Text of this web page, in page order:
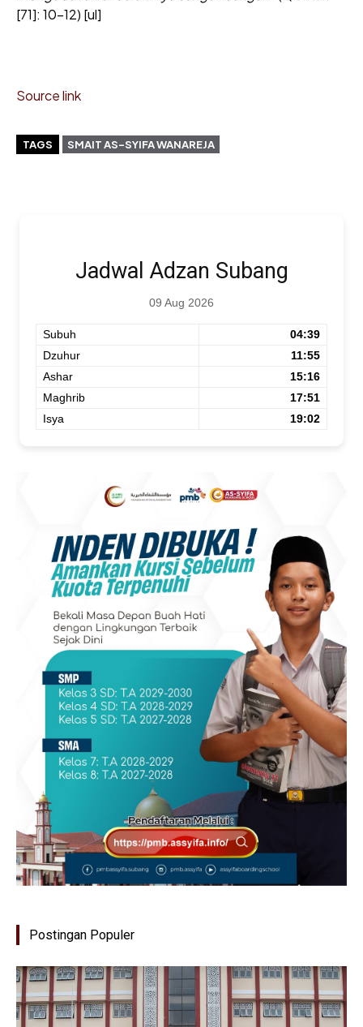
[71]: 10-12) [ul]
Source link
TAGS SMAIT AS-SYIFA WANAREJA
Jadwal Adzan Subang
09 Aug 2026
Subuh
04:39
Dzuhur
11:55
Ashar
15:16
Maghrib
17:51
Isya
19:02
Postingan Populer